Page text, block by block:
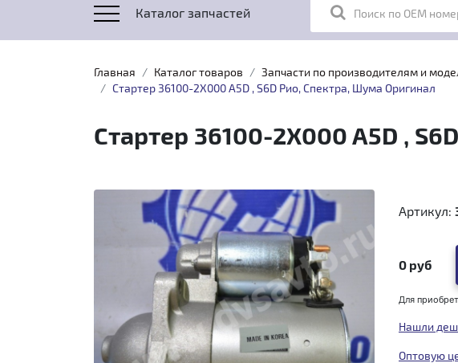
Каталог запчастей Поиск по OEM
Главная Каталог товаров Запчасти по производителям и
Стартер 36100-2X000 A5D , S6D Рио, Спектра, Шума Оригинал
Стартер 36100-2X000 A5D ,
Артикул:
0 руб
Для
Нашли
Оптовую